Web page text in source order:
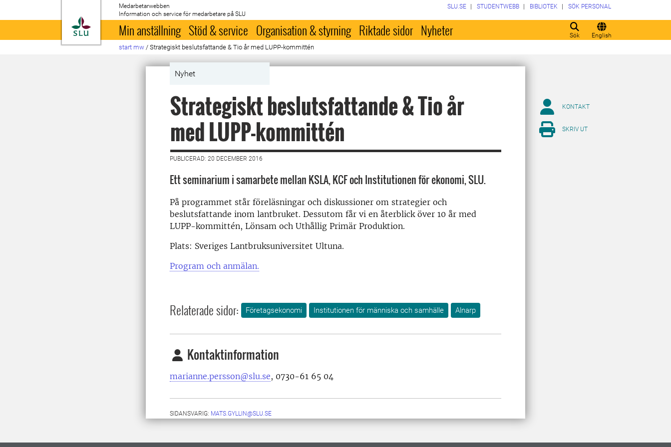
Till startsida
Medarbetarwebben
Information och service för medarbetare på SLU
Sök English
SLU.SE STUDENTWEBB BIBLIOTEK SÖK PERSONAL
Min anställning Stöd & service Organisation & styrning Riktade sidor Nyheter
start mw / Strategiskt beslutsfattande & Tio år med LUPP-kommittén
Nyhet
Strategiskt beslutsfattande & Tio år
med LUPP-kommittén
PUBLICERAD: 20 DECEMBER 2016
Ett seminarium i samarbete mellan KSLA, KCF och Institutionen för ekonomi, SLU.
På programmet står föreläsningar och diskussioner om strategier och
beslutsfattande inom lantbruket. Dessutom får vi en återblick över 10 år med
LUPP-kommittén, Lönsam och Uthållig Primär Produktion.
Plats: Sveriges Lantbruksuniversitet Ultuna.
Program och anmälan.
Relaterade sidor: Företagsekonomi Institutionen för människa och samhälle Alnarp
Kontaktinformation
marianne.persson@slu.se, 0730-61 65 04
SIDANSVARIG: MATS.GYLLIN@SLU.SE
KONTAKT
SKRIV UT